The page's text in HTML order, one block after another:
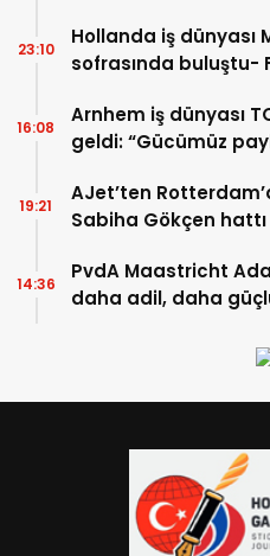
Hollanda iş dünyası
sofrasında buluştu-
23:10
Arnhem iş dünyası
geldi: “Gücümüz
16:08
AJet’ten
Sabiha Gökçen
19:21
PvdA Maastricht
daha adil, daha
14:36